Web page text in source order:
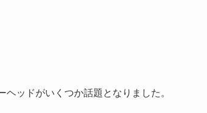
ッドがいくつか話題となりました。